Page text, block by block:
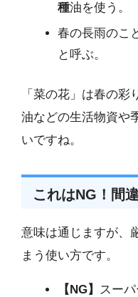
種油を使う。
春の長雨のこ
と呼ぶ。
「菜の花」は春の
油などの生活物資や
いですね。
これはNG！間
意味は通じますが、
まう使い方です。
【NG】 スー